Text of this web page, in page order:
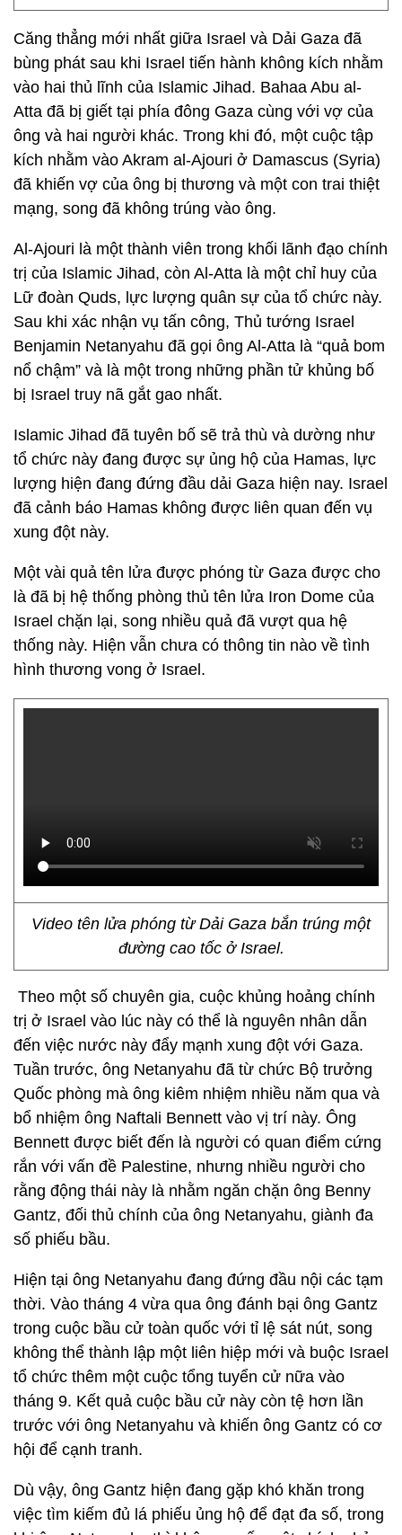
Căng thẳng mới nhất giữa Israel và Dải Gaza đã
bùng phát sau khi Israel tiến hành không kích nhằm
vào hai thủ lĩnh của Islamic Jihad. Bahaa Abu al-
Atta đã bị giết tại phía đông Gaza cùng với vợ của
ông và hai người khác. Trong khi đó, một cuộc tập
kích nhằm vào Akram al-Ajouri ở Damascus (Syria)
đã khiến vợ của ông bị thương và một con trai thiệt
mạng, song đã không trúng vào ông.
Al-Ajouri là một thành viên trong khối lãnh đạo chính
trị của Islamic Jihad, còn Al-Atta là một chỉ huy của
Lữ đoàn Quds, lực lượng quân sự của tổ chức này.
Sau khi xác nhận vụ tấn công, Thủ tướng Israel
Benjamin Netanyahu đã gọi ông Al-Atta là “quả bom
nổ chậm” và là một trong những phần tử khủng bố
bị Israel truy nã gắt gao nhất.
Islamic Jihad đã tuyên bố sẽ trả thù và dường như
tổ chức này đang được sự ủng hộ của Hamas, lực
lượng hiện đang đứng đầu dải Gaza hiện nay. Israel
đã cảnh báo Hamas không được liên quan đến vụ
xung đột này.
Một vài quả tên lửa được phóng từ Gaza được cho
là đã bị hệ thống phòng thủ tên lửa Iron Dome của
Israel chặn lại, song nhiều quả đã vượt qua hệ
thống này. Hiện vẫn chưa có thông tin nào về tình
hình thương vong ở Israel.
Video tên lửa phóng từ Dải Gaza bắn trúng một
đường cao tốc ở Israel.
Theo một số chuyên gia, cuộc khủng hoảng chính
trị ở Israel vào lúc này có thể là nguyên nhân dẫn
đến việc nước này đẩy mạnh xung đột với Gaza.
Tuần trước, ông Netanyahu đã từ chức Bộ trưởng
Quốc phòng mà ông kiêm nhiệm nhiều năm qua và
bổ nhiệm ông Naftali Bennett vào vị trí này. Ông
Bennett được biết đến là người có quan điểm cứng
rắn với vấn đề Palestine, nhưng nhiều người cho
rằng động thái này là nhằm ngăn chặn ông Benny
Gantz, đối thủ chính của ông Netanyahu, giành đa
số phiếu bầu.
Hiện tại ông Netanyahu đang đứng đầu nội các tạm
thời. Vào tháng 4 vừa qua ông đánh bại ông Gantz
trong cuộc bầu cử toàn quốc với tỉ lệ sát nút, song
không thể thành lập một liên hiệp mới và buộc Israel
tổ chức thêm một cuộc tổng tuyển cử nữa vào
tháng 9. Kết quả cuộc bầu cử này còn tệ hơn lần
trước với ông Netanyahu và khiến ông Gantz có cơ
hội để cạnh tranh.
Dù vậy, ông Gantz hiện đang gặp khó khăn trong
việc tìm kiếm đủ lá phiếu ủng hộ để đạt đa số, trong